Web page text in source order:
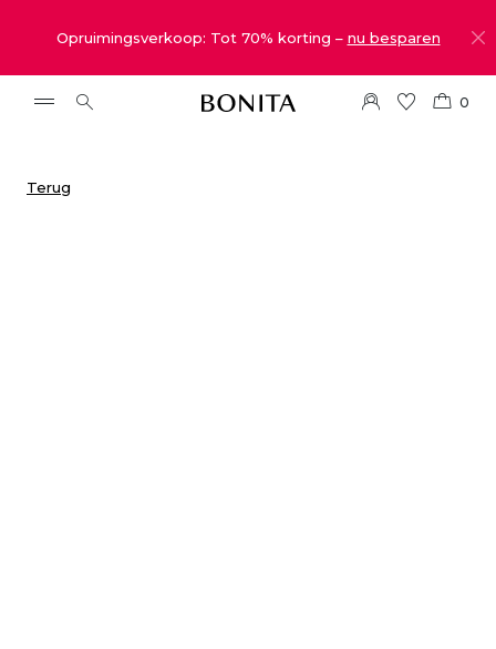
Opruimingsverkoop: Tot 70% korting – nu besparen
0
Terug